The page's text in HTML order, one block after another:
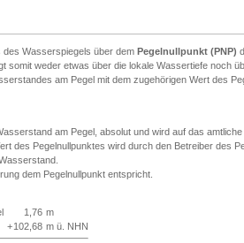
Wasserspiegels über dem Pegelnullpunkt (PNP)
somit weder etwas über die lokale Wassertiefe noch
am Pegel mit dem zugehörigen Wert des
am Pegel, absolut und wird auf das
des Pegelnullpunktes wird durch den Betreiber des
dem Pegelnullpunkt entspricht.
1,76 m
+102,68 m ü. NHN